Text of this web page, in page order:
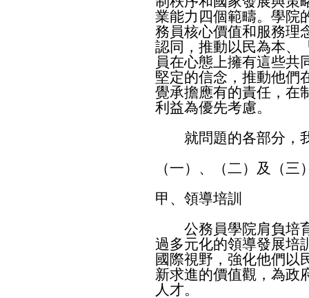
業能力四個範疇。學院
務員核心價值和服務理
認同，推動以民為本、
員在心態上擁有這些共
堅定的信念，推動他們
覺承擔應有的責任，在
利益為優先考慮。
就問題的各部分，
（一）、（二）及（三
甲、領導培訓
公務員學院肩負培育
過多元化的領導發展培
國際視野，強化他們以
新求進的價值觀，為政
人才。